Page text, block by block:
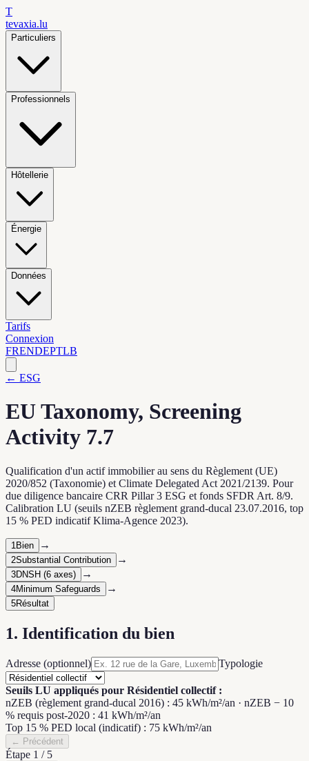
T
tevaxia.lu
Particuliers
Professionnels
Hôtellerie
Énergie
Données
Tarifs
Connexion
FRENDEPTLB
← ESG
EU Taxonomy, Screening
Activity 7.7
Qualification d'un actif immobilier au sens du Règlement (UE)
2020/852 (Taxonomie) et Climate Delegated Act 2021/2139. Pour
due diligence bancaire CRR Pillar 3 ESG et fonds SFDR Art. 8/9.
Calibration LU (seuils nZEB règlement grand-ducal 23.07.2016, top
15 % PED indicatif Klima-Agence 2023).
1 Bien →
2Substantial Contribution →
3DNSH (6 axes) →
4Minimum Safeguards →
5Résultat
1. Identification du bien
Adresse (optionnel) Typologie
Seuils LU appliqués pour Résidentiel collectif :
nZEB (règlement grand-ducal 2016) : 45 kWh/m²/an · nZEB − 10
% requis post-2020 : 41 kWh/m²/an
Top 15 % PED local (indicatif) : 75 kWh/m²/an
← Précédent
Étape 1 / 5